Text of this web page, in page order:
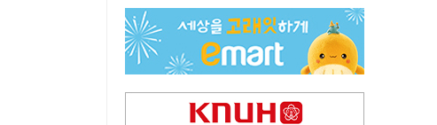
국민 51.9% "李 대통령 재판 재개 필요하다"
경북 영천시, 9월부터 11월까지 반값 여행 혜택 제공
아쉬운 태클